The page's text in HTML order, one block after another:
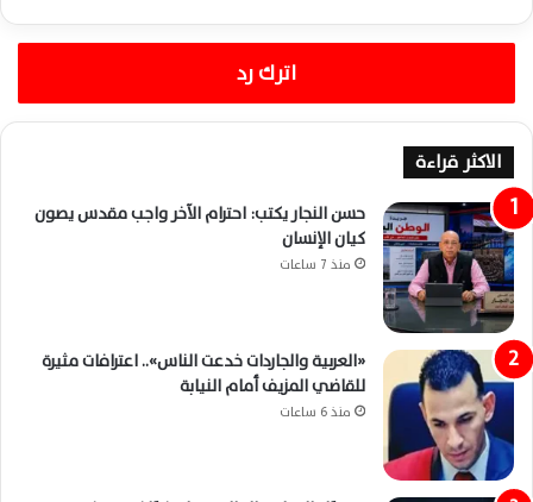
اترك رد
الاكثر قراءة
حسن النجار يكتب: احترام الآخر واجب مقدس يصون
كيان الإنسان
منذ 7 ساعات
«العربية والجاردات خدعت الناس».. اعترافات مثيرة
للقاضي المزيف أمام النيابة
منذ 6 ساعات